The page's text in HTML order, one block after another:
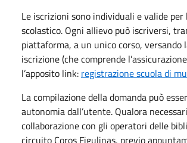
Le iscrizioni sono individuali e valide per
scolastico. Ogni allievo può iscriversi,
piattaforma, a un unico corso, versando
iscrizione (che comprende
l’apposito link: registrazione scuola di
La compilazione della domanda può
autonomia dall’utente. Qualora
collaborazione con gli operatori delle
circuito Coros Figulinas, previo